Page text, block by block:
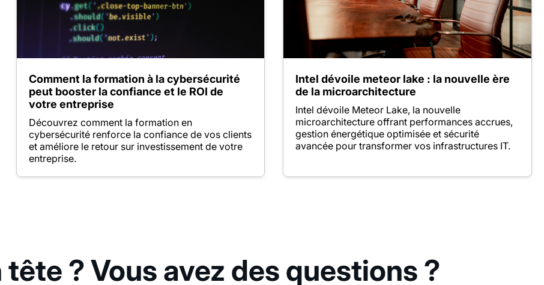
Comment la formation à la cybersécurité
peut booster la confiance et le ROI de
votre entreprise
Découvrez comment la formation en
cybersécurité renforce la confiance de vos clients
et améliore le retour sur investissement de votre
entreprise.
Intel dévoile meteor lake : la nouvelle ère
de la microarchitecture
Intel dévoile Meteor Lake, la nouvelle
microarchitecture offrant performances accrues,
gestion énergétique optimisée et sécurité
avancée pour transformer vos infrastructures IT.
? Vous avez des questions ?